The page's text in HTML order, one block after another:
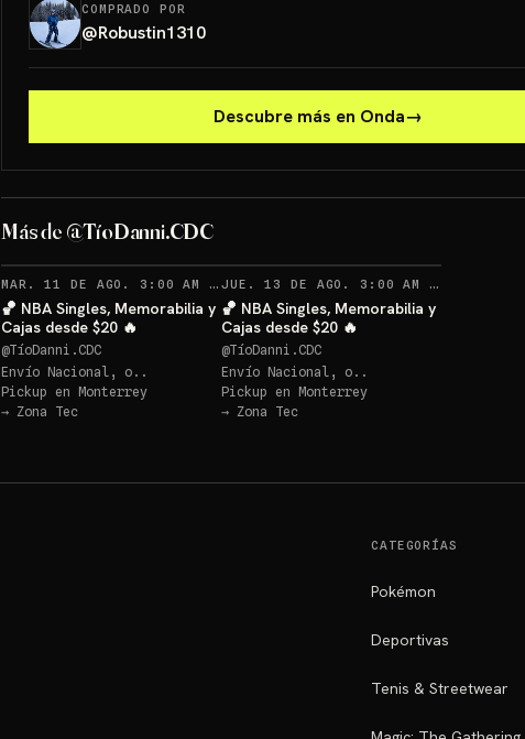
COMPRADO POR
@Robustin1310
Descubre más en Onda→
Más de @TíoDanni.CDC
MAR. 11 DE AGO. 3:00 AM ·61RECORDATORIOS
🏀 NBA Singles, Memorabilia y
Cajas desde $20 🔥
@TíoDanni.CDC
Envío Nacional, o..
Pickup en Monterrey
→ Zona Tec
JUE. 13 DE AGO. 3:00 AM ·
🏀 NBA Singles, Memorabilia y
Cajas desde $20 🔥
@TíoDanni.CDC
Envío Nacional, o..
Pickup en Monterrey
→ Zona Tec
CATEGORÍAS
Pokémon
Deportivas
Tenis & Streetwear